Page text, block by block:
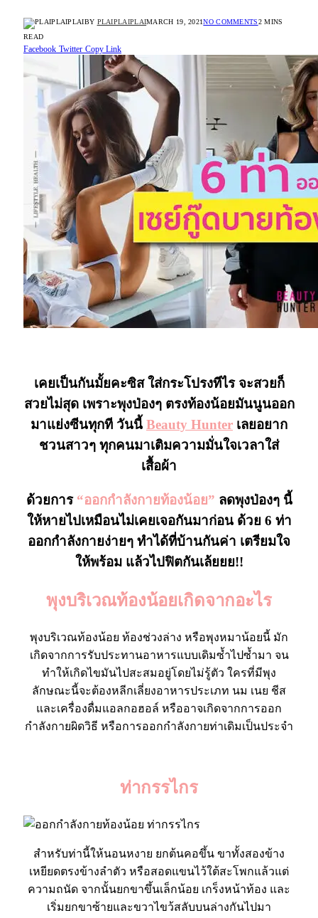
BY PLAIPLAIPLAIMARCH 19, 2021NO COMMENTS2 MINS
READ
Facebook Twitter Copy Link
เคยเป็นกันมั้ยคะซิส ใส่กระโปรงทีไร จะสวยก็
สวยไม่สุด เพราะพุงป่องๆ ตรงท้องน้อยมันนูนออก
มาแย่งซีนทุกที วันนี้ Beauty Hunter เลยอยาก
ชวนสาวๆ ทุกคนมาเติมความมั่นใจเวลาใส่
เสื้อผ้า
ด้วยการ “ออกกำลังกายท้องน้อย” ลดพุงป่องๆ นี้
ให้หายไปเหมือนไม่เคยเจอกันมาก่อน ด้วย 6 ท่า
ออกกำลังกายง่ายๆ ทำได้ที่บ้านกันค่า เตรียมใจ
ให้พร้อม แล้วไปฟิตกันเล้ยยย!!
พุงบริเวณท้องน้อยเกิดจากอะไร
พุงบริเวณท้องน้อย ท้องช่วงล่าง หรือพุงหมาน้อยนี้ มัก
เกิดจากการรับประทานอาหารแบบเดิมซ้ำไปซ้ำมา จน
ทำให้เกิดไขมันไปสะสมอยู่โดยไม่รู้ตัว ใครที่มีพุง
ลักษณะนี้จะต้องหลีกเลี่ยงอาหารประเภท นม เนย ชีส
และเครื่องดื่มแอลกอฮอล์ หรืออาจเกิดจากการออก
กำลังกายผิดวิธี หรือการออกกำลังกายท่าเดิมเป็นประจำ
ท่ากรรไกร
สำหรับท่านี้ให้นอนหงาย ยกต้นคอขึ้น ขาทั้งสองข้าง
เหยียดตรงข้างลำตัว หรือสอดแขนไว้ใต้สะโพกแล้วแต่
ความถนัด จากนั้นยกขาขึ้นเล็กน้อย เกร็งหน้าท้อง และ
เริ่มยกขาซ้ายและขวาไขว้สลับบนล่างกันไปมา